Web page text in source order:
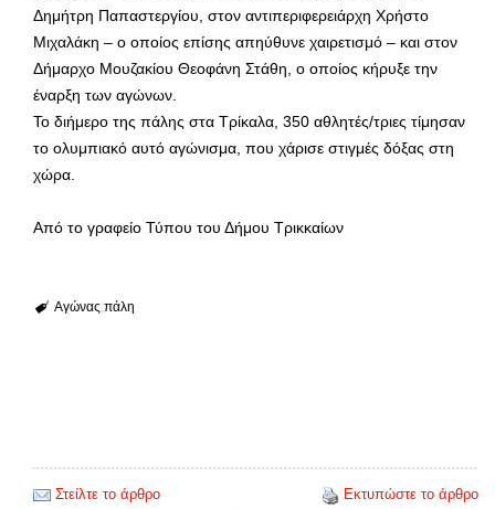
Δημήτρη Παπαστεργίου, στον αντιπεριφερειάρχη Χρήστο
Μιχαλάκη – ο οποίος επίσης απηύθυνε χαιρετισμό – και στον
Δήμαρχο Μουζακίου Θεοφάνη Στάθη, ο οποίος κήρυξε την
έναρξη των αγώνων.
Το διήμερο της πάλης στα Τρίκαλα, 350 αθλητές/τριες τίμησαν
το ολυμπιακό αυτό αγώνισμα, που χάρισε στιγμές δόξας στη
χώρα.
Από το γραφείο Τύπου του Δήμου Τρικκαίων
Αγώνας πάλη
Στείλτε το άρθρο
Εκτυπώστε το άρθρο